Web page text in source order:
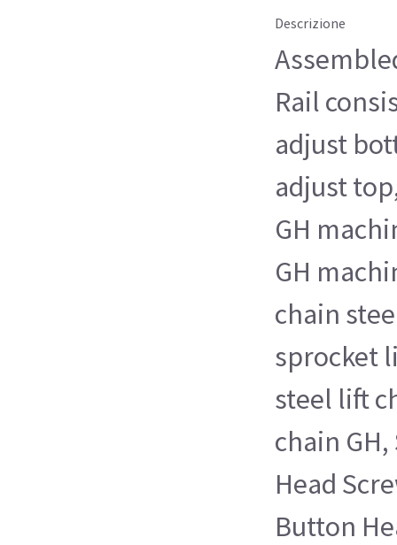
Descrizione
Rail
adjust
adjust
GH
GH
chain
sprocket
steel lift
chain
Head
Button